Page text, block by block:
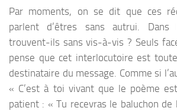
Par moments, on se dit que ces
parlent d’êtres sans autrui.
trouvent-ils sans vis-à-vis ? Seuls
pense que cet interlocutoire est
destinataire du message. Comme si
« C’est à toi vivant que le poème
patient : « Tu recevras le baluchon de